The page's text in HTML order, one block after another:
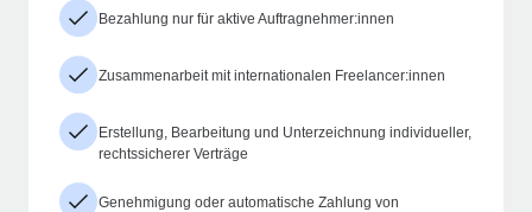
Bezahlung nur für aktive Auftragnehmer:innen
Zusammenarbeit mit internationalen Freelancer:innen
Erstellung, Bearbeitung und Unterzeichnung individueller,
rechtssicherer Verträge
Genehmigung oder automatische Zahlung von